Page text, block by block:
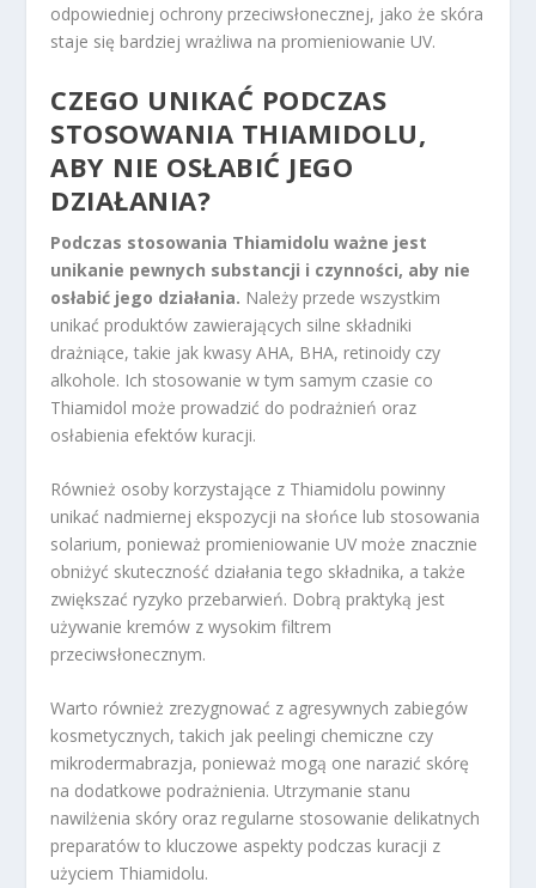
odpowiedniej ochrony przeciwsłonecznej, jako że skóra
staje się bardziej wrażliwa na promieniowanie UV.
CZEGO UNIKAĆ PODCZAS
STOSOWANIA THIAMIDOLU,
ABY NIE OSŁABIĆ JEGO
DZIAŁANIA?
Podczas stosowania Thiamidolu ważne jest
unikanie pewnych substancji i czynności, aby nie
osłabić jego działania. Należy przede wszystkim
unikać produktów zawierających silne składniki
drażniące, takie jak kwasy AHA, BHA, retinoidy czy
alkohole. Ich stosowanie w tym samym czasie co
Thiamidol może prowadzić do podrażnień oraz
osłabienia efektów kuracji.
Również osoby korzystające z Thiamidolu powinny
unikać nadmiernej ekspozycji na słońce lub stosowania
solarium, ponieważ promieniowanie UV może znacznie
obniżyć skuteczność działania tego składnika, a także
zwiększać ryzyko przebarwień. Dobrą praktyką jest
używanie kremów z wysokim filtrem
przeciwsłonecznym.
Warto również zrezygnować z agresywnych zabiegów
kosmetycznych, takich jak peelingi chemiczne czy
mikrodermabrazja, ponieważ mogą one narazić skórę
na dodatkowe podrażnienia. Utrzymanie stanu
nawilżenia skóry oraz regularne stosowanie delikatnych
preparatów to kluczowe aspekty podczas kuracji z
użyciem Thiamidolu.